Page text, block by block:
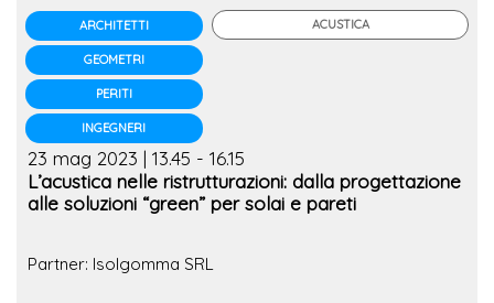
ARCHITETTI
GEOMETRI
PERITI
INGEGNERI
ACUSTICA
23 mag 2023 | 13.45 - 16.15
L’acustica nelle ristrutturazioni: dalla progettazione
alle soluzioni “green” per solai e pareti
Partner: Isolgomma SRL